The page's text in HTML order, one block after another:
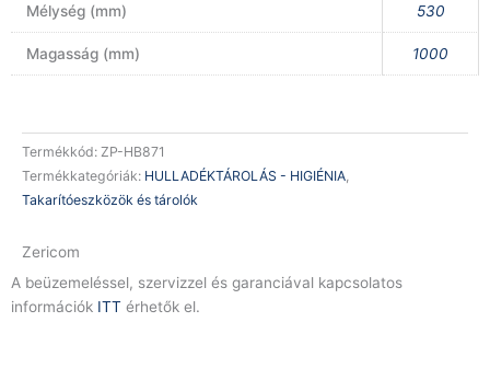
Mélység (mm) 530
Magasság (mm) 1000
Termékkód: ZP-HB871
Termékkategóriák: HULLADÉKTÁROLÁS - HIGIÉNIA,
Takarítóeszközök és tárolók
Zericom
A beüzemeléssel, szervizzel és garanciával kapcsolatos
információk ITT érhetők el.